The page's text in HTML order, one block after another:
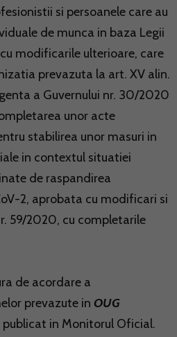
si persoanele care au
de munca in baza Legii
modificarile ulterioare, care
prevazuta la art. XV alin.
a Guvernului nr. 30/2020
unor acte
stabilirea unor masuri in
in contextul situatiei
de raspandirea
2, aprobata cu modificari si
59/2020, cu completarile
de acordare a
prevazute in OUG
in Monitorul Oficial.